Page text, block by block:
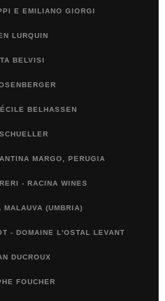
E EMILIANO GIORGI
LURQUIN
BELVISI
BELHASSEN
MARGO, PERUGIA
- RACINA WINES
MALAUVA (UMBRIA)
- DOMAINE L'OSTAL LEVANT
DUCROUX
FOUCHER